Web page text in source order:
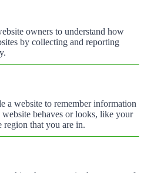
owners to understand how
by collecting and reporting
a website to remember information
behaves or looks, like your
region that you are in.